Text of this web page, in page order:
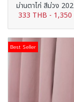
ม่านตาไก่ สีม่วง
333 THB -
Best Seller